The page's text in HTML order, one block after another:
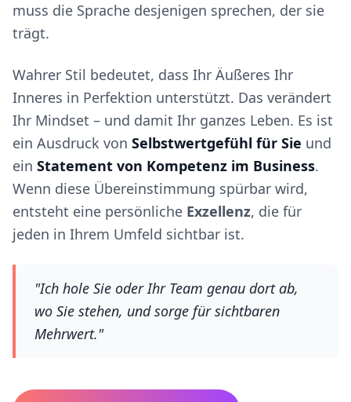
muss die Sprache desjenigen sprechen, der sie
trägt.
Wahrer Stil bedeutet, dass Ihr Äußeres Ihr
Inneres in Perfektion unterstützt. Das verändert
Ihr Mindset – und damit Ihr ganzes Leben. Es ist
ein Ausdruck von Selbstwertgefühl für Sie und
ein Statement von Kompetenz im Business.
Wenn diese Übereinstimmung spürbar wird,
entsteht eine persönliche Exzellenz, die für
jeden in Ihrem Umfeld sichtbar ist.
"Ich hole Sie oder Ihr Team genau dort ab,
wo Sie stehen, und sorge für sichtbaren
Mehrwert."